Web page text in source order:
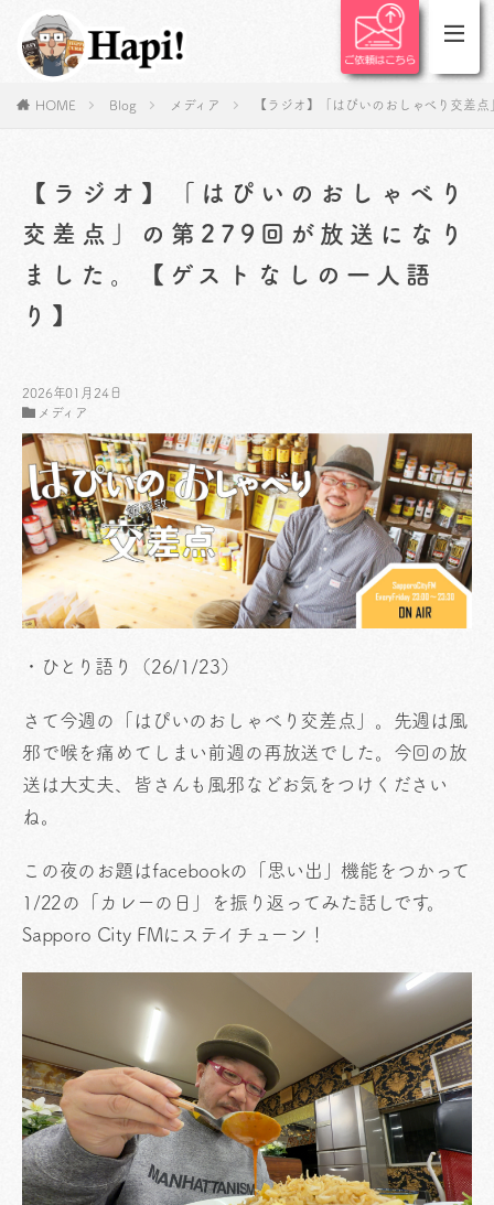
HOME Blog メディア 【ラジオ】「はぴいのおしゃべり交差
【ラジオ】「はぴいのおしゃべり
交差点」の第279回が放送になり
ました。【ゲストなしの一人語
り】
2026年01月24日
メディア
・ひとり語り（26/1/23）
さて今週の「はぴいのおしゃべり交差点」。先週は風
邪で喉を痛めてしまい前週の再放送でした。今回の放
送は大丈夫、皆さんも風邪などお気をつけください
ね。
この夜のお題はfacebookの「思い出」機能をつかって
1/22の「カレーの日」を振り返ってみた話しです。
Sapporo City FMにステイチューン！